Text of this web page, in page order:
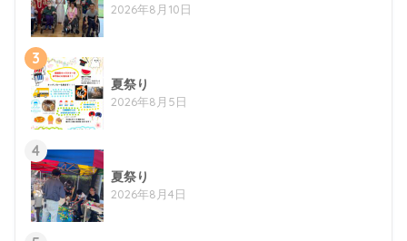
2026年8月10日
3
夏祭り
2026年8月5日
4
夏祭り
2026年8月4日